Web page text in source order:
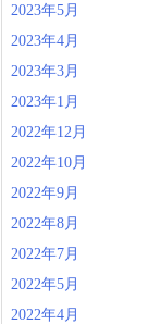
2023年5月
2023年4月
2023年3月
2023年1月
2022年12月
2022年10月
2022年9月
2022年8月
2022年7月
2022年5月
2022年4月